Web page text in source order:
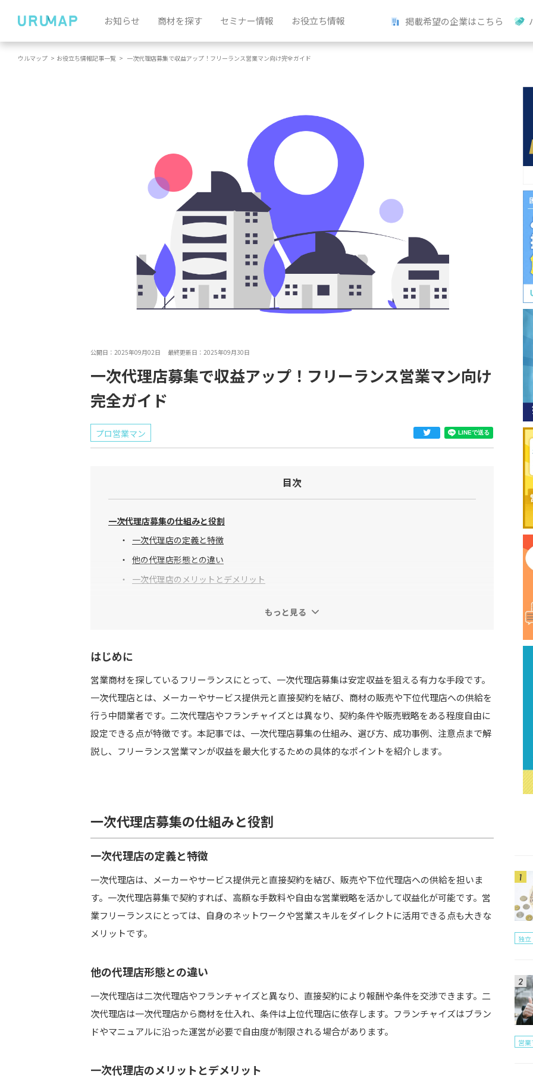
お知らせ 商材を探す セミナー情報 お役立ち情報 掲載希望の企業はこちら
ウルマップ > お役立ち情報記事一覧 > 一次代理店募集で収益アップ！フリーランス営業マン向け完全ガイド
公開日：2025年09月02日 最終更新日：2025年09月30日
一次代理店募集で収益アップ！フリーランス営業マン向け
完全ガイド
プロ営業マン
目次
一次代理店募集の仕組みと役割
一次代理店の定義と特徴
他の代理店形態との違い
一次代理店のメリットとデメリット
商材の選定基準
募集元企業の信頼性チェック
一次代理店募集の成功事例
美容業界の一次代理店
一次代理店募集の注意点とリスク管理
契約内容の確認
よくある質問（FAQ）
未経験でも一次代理店は始められるか？
報酬体系はどのようになっているか？
複数の一次代理店案件を同時に進めても良いか？
もっと見る
はじめに
営業商材を探しているフリーランスにとって、一次代理店募集は安定収益を狙える有力な手段です。
一次代理店とは、メーカーやサービス提供元と直接契約を結び、商材の販売や下位代理店への供給を
行う中間業者です。二次代理店やフランチャイズとは異なり、契約条件や販売戦略をある程度自由に
設定できる点が特徴です。本記事では、一次代理店募集の仕組み、選び方、成功事例、注意点まで解
説し、フリーランス営業マンが収益を最大化するための具体的なポイントを紹介します。
一次代理店募集の仕組みと役割
一次代理店の定義と特徴
一次代理店は、メーカーやサービス提供元と直接契約を結び、販売や下位代理店への供給を担いま
す。一次代理店募集で契約すれば、高額な手数料や自由な営業戦略を活かして収益化が可能です。営
業フリーランスにとっては、自身のネットワークや営業スキルをダイレクトに活用できる点も大きな
メリットです。
他の代理店形態との違い
一次代理店は二次代理店やフランチャイズと異なり、直接契約により報酬や条件を交渉できます。二
次代理店は一次代理店から商材を仕入れ、条件は上位代理店に依存します。フランチャイズはブラン
ドやマニュアルに沿った運営が必要で自由度が制限される場合があります。
一次代理店のメリットとデメリット
独
営